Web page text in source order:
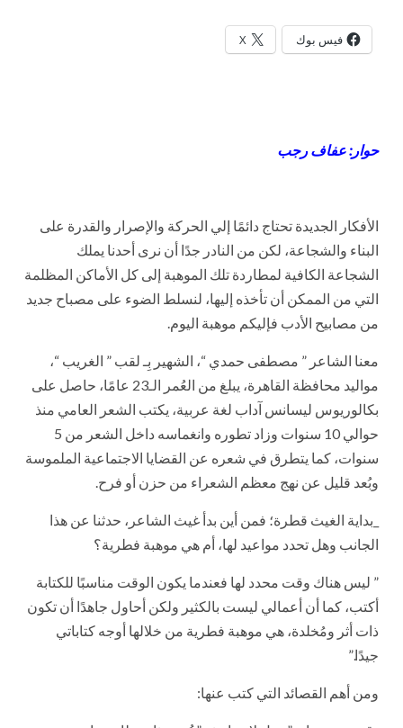
فيس بوك X
حوار: عفاف رجب
الأفكار الجديدة تحتاج دائمًا إلي الحركة والإصرار والقدرة على
البناء والشجاعة، لكن من النادر جدًا أن نرى أحدنا يملك
الشجاعة الكافية لمطاردة تلك الموهبة إلى كل الأماكن المظلمة
التي من الممكن أن تأخذه إليها، لنسلط الضوء على مصباح جديد
من مصابيح الأدب فإليكم موهبة اليوم.
معنا الشاعر ” مصطفى حمدي “، الشهير بِـ لقب ” الغريب “،
مواليد محافظة القاهرة، يبلغ من العُمر الـ23 عامًا، حاصل على
بكالوريوس ليسانس آداب لغة عربية، يكتب الشعر العامي منذ
حوالي 10 سنوات وزاد تطوره وانغماسه داخل الشعر من 5
سنوات، كما يتطرق في شعره عن القضايا الاجتماعية الملموسة
وبُعد قليل عن نهج معظم الشعراء من حزن أو فرح.
_بداية الغيث قطرة؛ فمن أين بدأ غيث الشاعر، حدثنا عن هذا
الجانب وهل تحدد مواعيد لها، أم هي موهبة فطرية؟
” ليس هناك وقت محدد لها فعندما يكون الوقت مناسبًا للكتابة
أكتب، كما أن أعمالي ليست بالكثير ولكن أحاول جاهدًا أن تكون
ذات أثر ومُخلدة، هي موهبة فطرية من خلالها أوجه كتاباتي
جيدًا.”
ومن أهم القصائد التي كتب عنها: